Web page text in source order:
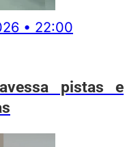
• 22:00
pistas e